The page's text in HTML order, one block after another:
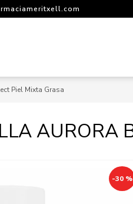
Piel Mixta Grasa
AURORA
-30 %